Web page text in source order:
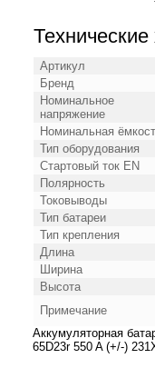
Технические
Артикул
Бренд
Номинальное
напряжение
Номинальная
Тип оборудования
Стартовый ток EN
Полярность
Токовыводы
Тип батареи
Тип крепления
Длина
Ширина
Высота
Примечание
Аккумуляторная
65D23r 550 A (+/-)